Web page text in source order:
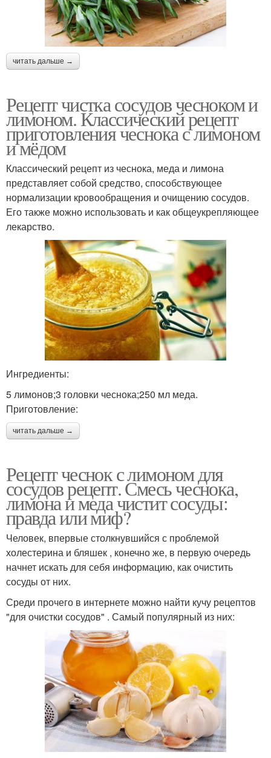
читать дальше →
Рецепт чистка сосудов чесноком и
лимоном. Классический рецепт
приготовления чеснока с лимоном
и мёдом
Классический рецепт из чеснока, меда и лимона
представляет собой средство, способствующее
нормализации кровообращения и очищению сосудов.
Его также можно использовать и как общеукрепляющее
лекарство.
Ингредиенты:
5 лимонов;3 головки чеснока;250 мл меда.
Приготовление:
читать дальше →
Рецепт чеснок с лимоном для
сосудов рецепт. Смесь чеснока,
лимона и меда чистит сосуды:
правда или миф?
Человек, впервые столкнувшийся с проблемой
холестерина и бляшек , конечно же, в первую очередь
начнет искать для себя информацию, как очистить
сосуды от них.
Среди прочего в интернете можно найти кучу рецептов
"для очистки сосудов" . Самый популярный из них: